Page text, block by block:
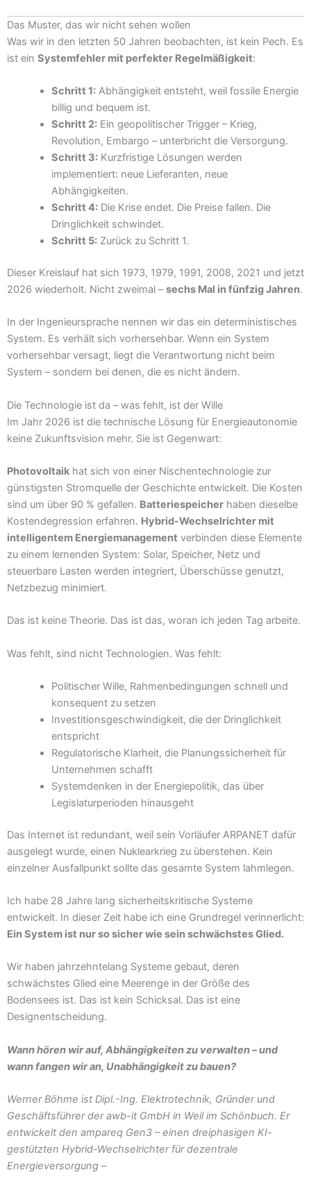
Das Muster, das wir nicht sehen wollen
Was wir in den letzten 50 Jahren beobachten, ist kein Pech. Es
ist ein Systemfehler mit perfekter Regelmäßigkeit:
Schritt 1:Abhängigkeit entsteht, weil fossile Energie
billig und bequem ist.
Schritt 2:Ein geopolitischer Trigger – Krieg,
Revolution, Embargo – unterbricht die Versorgung.
Schritt 3:Kurzfristige Lösungen werden
implementiert: neue Lieferanten, neue
Abhängigkeiten.
Schritt 4:Die Krise endet. Die Preise fallen. Die
Dringlichkeit schwindet.
Schritt 5:Zurück zu Schritt 1.
Dieser Kreislauf hat sich 1973, 1979, 1991, 2008, 2021 und jetzt
2026 wiederholt. Nicht zweimal –sechs Mal in fünfzig Jahren.
In der Ingenieursprache nennen wir das ein deterministisches
System. Es verhält sich vorhersehbar. Wenn ein System
vorhersehbar versagt, liegt die Verantwortung nicht beim
System – sondern bei denen, die es nicht ändern.
Die Technologie ist da – was fehlt, ist der Wille
Im Jahr 2026 ist die technische Lösung für Energieautonomie
keine Zukunftsvision mehr. Sie ist Gegenwart:
Photovoltaik hat sich von einer Nischentechnologie zur
günstigsten Stromquelle der Geschichte entwickelt. Die Kosten
sind um über 90 % gefallen. Batteriespeicher haben dieselbe
Kostendegression erfahren. Hybrid-Wechselrichter mit
intelligentem Energiemanagement verbinden diese Elemente
zu einem lernenden System: Solar, Speicher, Netz und
steuerbare Lasten werden integriert, Überschüsse genutzt,
Netzbezug minimiert.
Das ist keine Theorie. Das ist das, woran ich jeden Tag arbeite.
Was fehlt, sind nicht Technologien. Was fehlt:
Politischer Wille, Rahmenbedingungen schnell und
konsequent zu setzen
Investitionsgeschwindigkeit, die der Dringlichkeit
entspricht
Regulatorische Klarheit, die Planungssicherheit für
Unternehmen schafft
Systemdenken in der Energiepolitik, das über
Legislaturperioden hinausgeht
Das Internet ist redundant, weil sein Vorläufer ARPANET dafür
ausgelegt wurde, einen Nuklearkrieg zu überstehen. Kein
einzelner Ausfallpunkt sollte das gesamte System lahmlegen.
Ich habe 28 Jahre lang sicherheitskritische Systeme
entwickelt. In dieser Zeit habe ich eine Grundregel verinnerlicht:
Ein System ist nur so sicher wie sein schwächstes Glied.
Wir haben jahrzehntelang Systeme gebaut, deren
schwächstes Glied eine Meerenge in der Größe des
Bodensees ist. Das ist kein Schicksal. Das ist eine
Designentscheidung.
Wann hören wir auf, Abhängigkeiten zu verwalten – und
wann fangen wir an, Unabhängigkeit zu bauen?
Werner Böhme ist Dipl.-Ing. Elektrotechnik, Gründer und
Geschäftsführer der awb-it GmbH in Weil im Schönbuch. Er
entwickelt den ampareq Gen3 – einen dreiphasigen KI-
gestützten Hybrid-Wechselrichter für dezentrale
Energieversorgung –